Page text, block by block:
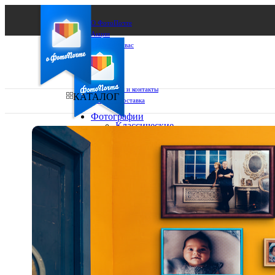
О ФотоПочте
Акции
Сделаем за вас
Бизнесу
FAQ
Франшиза
Поддержка и контакты
Оплата и доставка
Ваш город:
Выберите из списка:
КАТАЛОГ
Фотографии
Классические
10х10
10х15
13х18
15х15
30х30
30х40